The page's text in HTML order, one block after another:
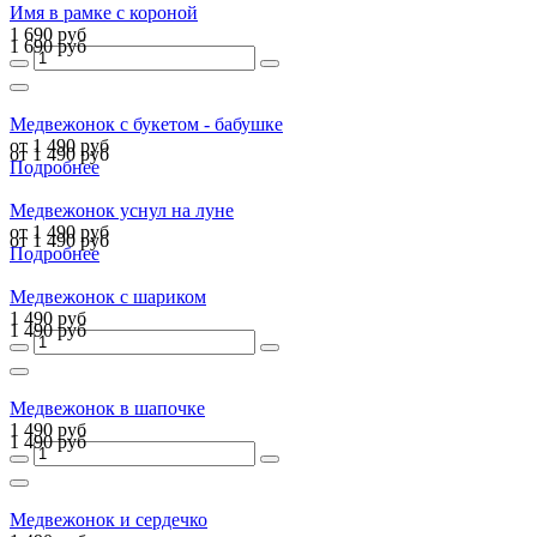
Имя в рамке с короной
1 690 руб
1 690 руб
Медвежонок с букетом - бабушке
от 1 490 руб
от 1 490 руб
Подробнее
Медвежонок уснул на луне
от 1 490 руб
от 1 490 руб
Подробнее
Медвежонок с шариком
1 490 руб
1 490 руб
Медвежонок в шапочке
1 490 руб
1 490 руб
Медвежонок и сердечко